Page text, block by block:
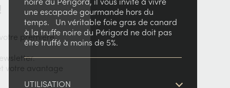
une escapade gourmande hors du
temps. Un véritable foie gras de canard
à la truffe noire du Périgord ne doit pas
être truffé à moins de 5%.
UTILISATION
première
votre avantage